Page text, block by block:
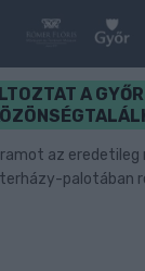
A
az
palotában